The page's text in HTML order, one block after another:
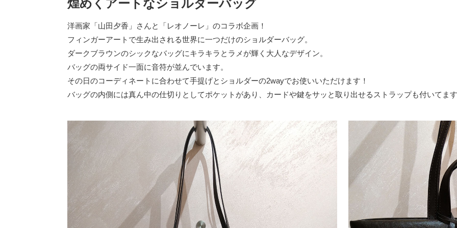
煌めくアートなショルダーバッグ
洋画家「山田夕香」さんと「レオノーレ」のコラボ企画！
フィンガーアートで生み出される世界に一つだけのショルダーバッグ。
ダークブラウンのシックなバッグにキラキラとラメが輝く大人なデザイン。
バッグの両サイド一面に音符が並んでいます。
その日のコーディネートに合わせて手提げとショルダーの2wayでお使いいただけます！
バッグの内側には真ん中の仕切りとしてポケットがあり、カードや鍵をサッと取り出せるストラップも付いてま